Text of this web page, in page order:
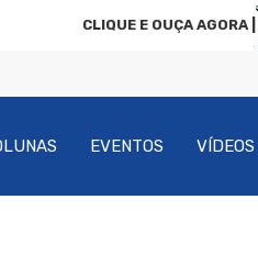
CLIQUE E OUÇA AGORA |
EVENTOS VÍDEOS